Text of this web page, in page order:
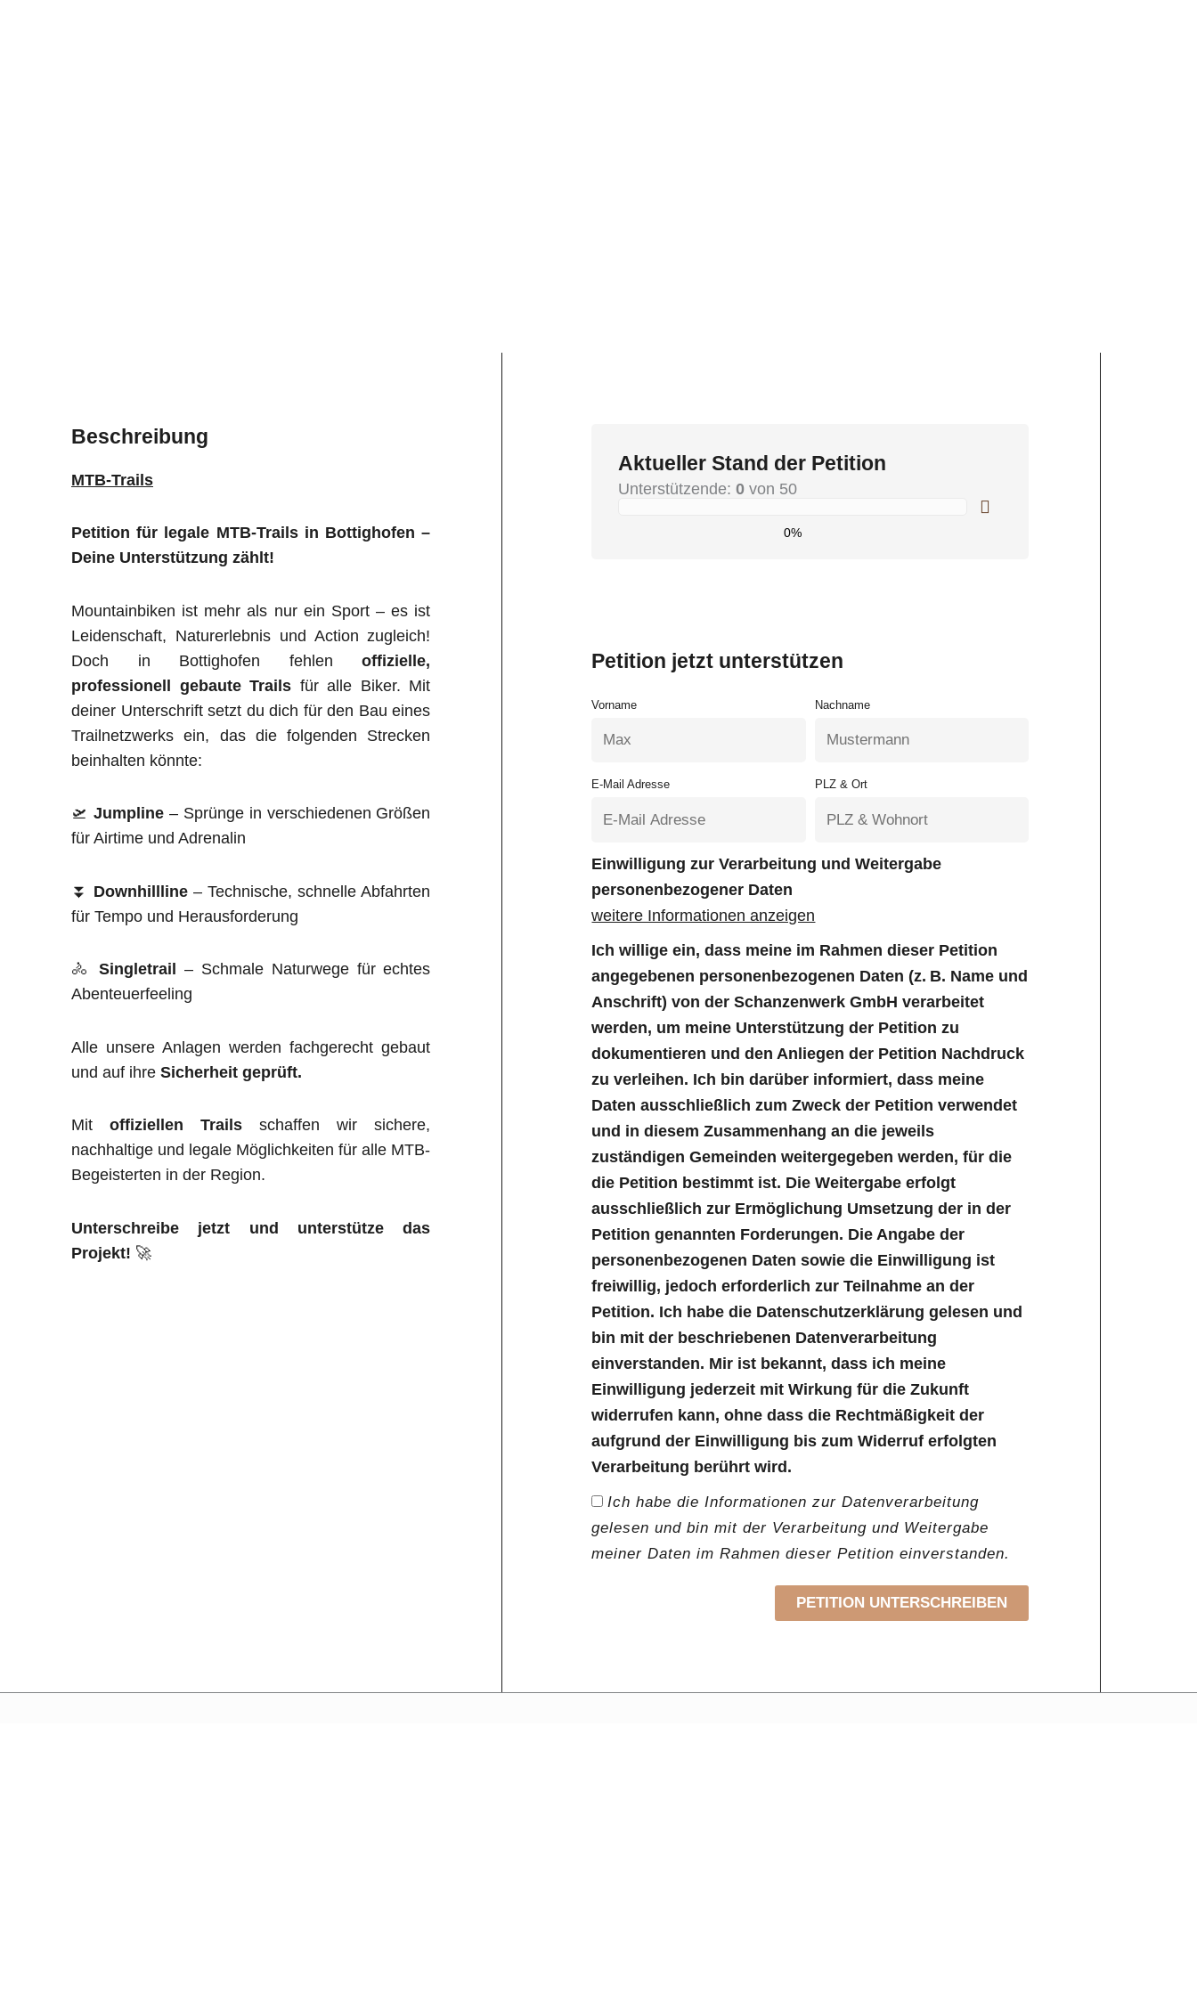
Beschreibung
MTB-Trails
Petition für legale MTB-Trails in Bottighofen –
Deine Unterstützung zählt!
Mountainbiken ist mehr als nur ein Sport – es ist
Leidenschaft, Naturerlebnis und Action zugleich!
Doch in Bottighofen fehlenoffizielle,
professionell gebaute Trails für alle Biker. Mit
deiner Unterschrift setzt du dich für den Bau eines
Trailnetzwerks ein, das die folgenden Strecken
beinhalten könnte:
🛫 Jumpline– Sprünge in verschiedenen Größen
für Airtime und Adrenalin
⏬ Downhillline – Technische, schnelle Abfahrten
für Tempo und Herausforderung
🚴 Singletrail
– Schmale Naturwege für echtes
Abenteuerfeeling
Alle unsere Anlagen werden fachgerecht gebaut
und auf ihre Sicherheit geprüft.
Mitoffiziellen Trails schaffen wir sichere,
nachhaltige und legale Möglichkeiten für alle MTB-
Begeisterten in der Region.
Unterschreibe jetzt und unterstütze das
Projekt! 🚀
Aktueller Stand der Petition
Unterstützende:0 von 50
0%
Petition jetzt unterstützen
Vorname Nachname
E-Mail Adresse PLZ & Ort
Einwilligung zur Verarbeitung und Weitergabe
personenbezogener Daten
weitere Informationen anzeigen
Ich willige ein, dass meine im Rahmen dieser Petition
angegebenen personenbezogenen Daten (z. B. Name und
Anschrift) von der Schanzenwerk GmbH verarbeitet
werden, um meine Unterstützung der Petition zu
dokumentieren und den Anliegen der Petition Nachdruck
zu verleihen. Ich bin darüber informiert, dass meine
Daten ausschließlich zum Zweck der Petition verwendet
und in diesem Zusammenhang an die jeweils
zuständigen Gemeinden weitergegeben werden, für die
die Petition bestimmt ist. Die Weitergabe erfolgt
ausschließlich zur Ermöglichung Umsetzung der in der
Petition genannten Forderungen. Die Angabe der
personenbezogenen Daten sowie die Einwilligung ist
freiwillig, jedoch erforderlich zur Teilnahme an der
Petition. Ich habe die Datenschutzerklärung gelesen und
bin mit der beschriebenen Datenverarbeitung
einverstanden. Mir ist bekannt, dass ich meine
Einwilligung jederzeit mit Wirkung für die Zukunft
widerrufen kann, ohne dass die Rechtmäßigkeit der
aufgrund der Einwilligung bis zum Widerruf erfolgten
Verarbeitung berührt wird.
Ich habe die Informationen zur Datenverarbeitung
gelesen und bin mit der Verarbeitung und Weitergabe
meiner Daten im Rahmen dieser Petition einverstanden.
PETITION UNTERSCHREIBEN